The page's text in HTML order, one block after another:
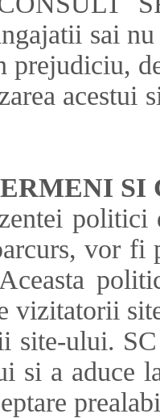
sai
prejudiciu,
SI
politici
vor fi
vizitatorii
site-ului.
si a aduce